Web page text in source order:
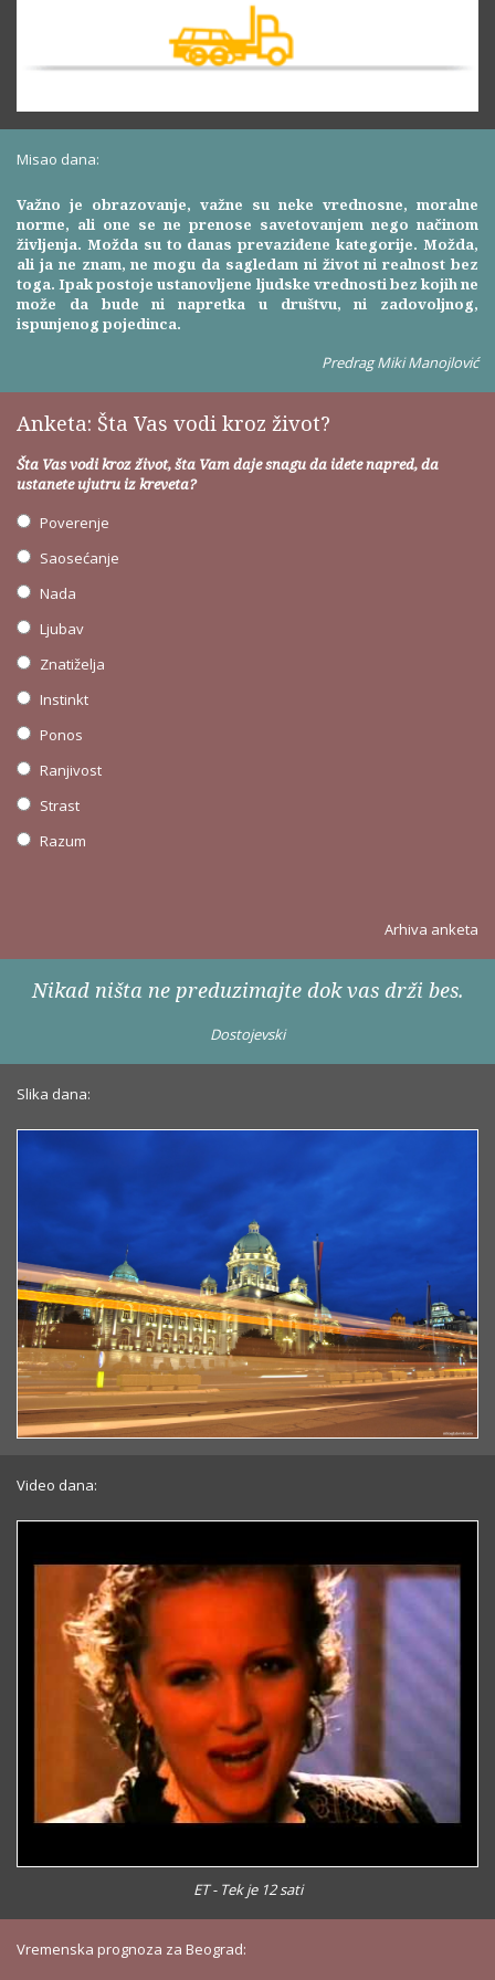
Misao dana:
Važno je obrazovanje, važne su neke vrednosne, moralne
norme, ali one se ne prenose savetovanjem nego načinom
življenja. Možda su to danas prevaziđene kategorije. Možda,
ali ja ne znam, ne mogu da sagledam ni život ni realnost bez
toga. Ipak postoje ustanovljene ljudske vrednosti bez kojih ne
može da bude ni napretka u društvu, ni zadovoljnog,
ispunjenog pojedinca.
Predrag Miki Manojlović
Anketa: Šta Vas vodi kroz život?
Šta Vas vodi kroz život, šta Vam daje snagu da idete napred, da
ustanete ujutru iz kreveta?
Poverenje
Saosećanje
Nada
Ljubav
Znatiželja
Instinkt
Ponos
Ranjivost
Strast
Razum
Arhiva anketa
Nikad ništa ne preduzimajte dok vas drži bes.
Dostojevski
Slika dana:
Video dana:
ET - Tek je 12 sati
Vremenska prognoza za Beograd: